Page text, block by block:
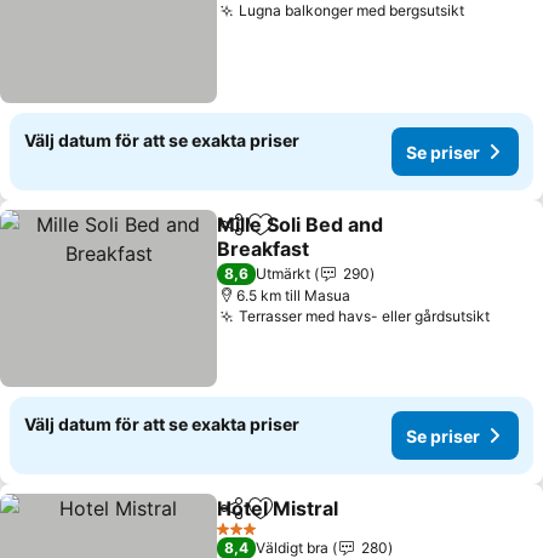
Lugna balkonger med bergsutsiktSe
Välj datum för att se exakta priser
Se priser
Dela Lägg till i Mina Favoriter
Mille Soli Bed and
Breakfast
Se priser
8,6 Utmärkt
290
6.5 km till Masua
Terrasser med havs- eller gårdsutsiktSe
Välj datum för att se exakta priser
Se priser
Dela Lägg till i Mina Favoriter
Hotel Mistral
3 Stjärnor
8,4 Väldigt bra
280